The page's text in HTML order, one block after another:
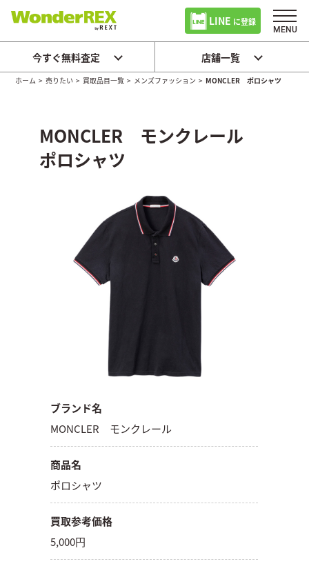
LINE に登録
今すぐ無料査定 店舗一覧
ホーム >売りたい > 買取品目一覧 > メンズファッション > MONCLER ポロシャツ
MONCLER モンクレール
ポロシャツ
ブランド名
MONCLER モンクレール
商品名
ポロシャツ
買取参考価格
5,000円